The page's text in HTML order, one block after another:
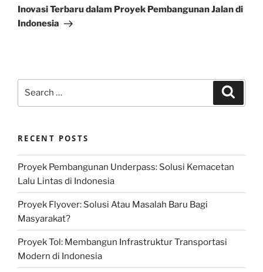
Post
Inovasi Terbaru dalam Proyek Pembangunan Jalan di
Indonesia
RECENT POSTS
Proyek Pembangunan Underpass: Solusi Kemacetan
Lalu Lintas di Indonesia
Proyek Flyover: Solusi Atau Masalah Baru Bagi
Masyarakat?
Proyek Tol: Membangun Infrastruktur Transportasi
Modern di Indonesia